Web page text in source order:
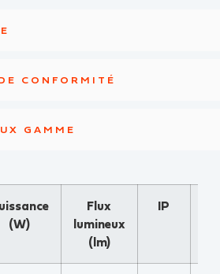
CONFORMITÉ
GAMME
(W)
Flux
lumineux
(lm)
IP